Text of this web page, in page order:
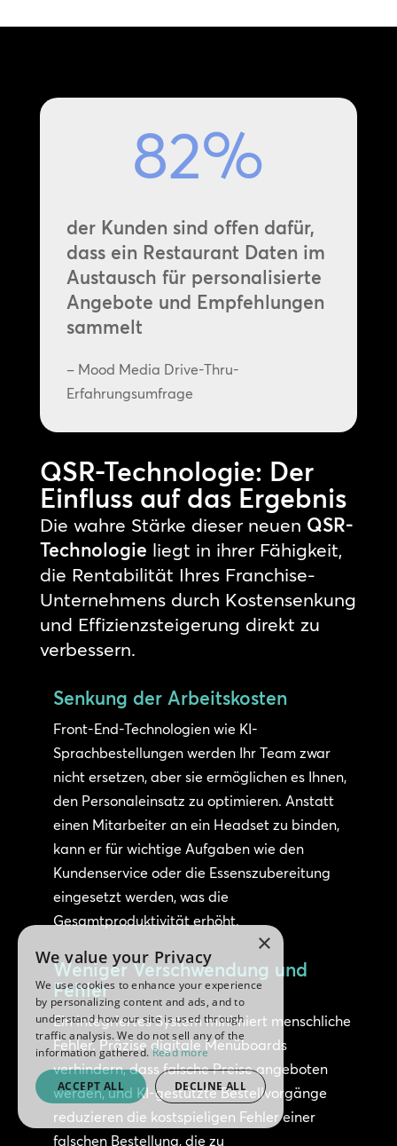
82%
der Kunden sind offen dafür,
dass ein Restaurant Daten im
Austausch für personalisierte
Angebote und Empfehlungen
sammelt
– Mood Media Drive-Thru-
Erfahrungsumfrage
QSR-Technologie: Der
Einfluss auf das Ergebnis
Die wahre Stärke dieser neuen QSR-
Technologie liegt in ihrer Fähigkeit,
die Rentabilität Ihres Franchise-
Unternehmens durch Kostensenkung
und Effizienzsteigerung direkt zu
verbessern.
Senkung der Arbeitskosten
Front-End-Technologien wie KI-
Sprachbestellungen werden Ihr Team zwar
nicht ersetzen, aber sie ermöglichen es Ihnen,
den Personaleinsatz zu optimieren. Anstatt
einen Mitarbeiter an ein Headset zu binden,
kann er für wichtige Aufgaben wie den
Kundenservice oder die Essenszubereitung
eingesetzt werden, was die
Gesamtproduktivität erhöht.
Weniger Verschwendung und
Fehler
Ein integriertes System minimiert menschliche
Fehler. Präzise digitale Menüboards
verhindern, dass falsche Preise angeboten
werden, und KI-gestützte Bestellvorgänge
reduzieren die kostspieligen Fehler einer
falschen Bestellung, die zu
×
We value your Privacy
We use cookies to enhance your experience
by personalizing content and ads, and to
understand how our site is used through
traffic analysis. We do not sell any of the
information gathered.Read more
ACCEPT ALL DECLINE ALL